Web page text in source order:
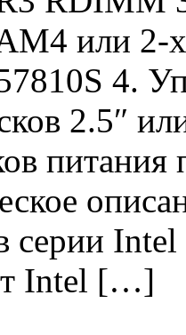
или 2-
4.
2.5″
серии
Intel […]